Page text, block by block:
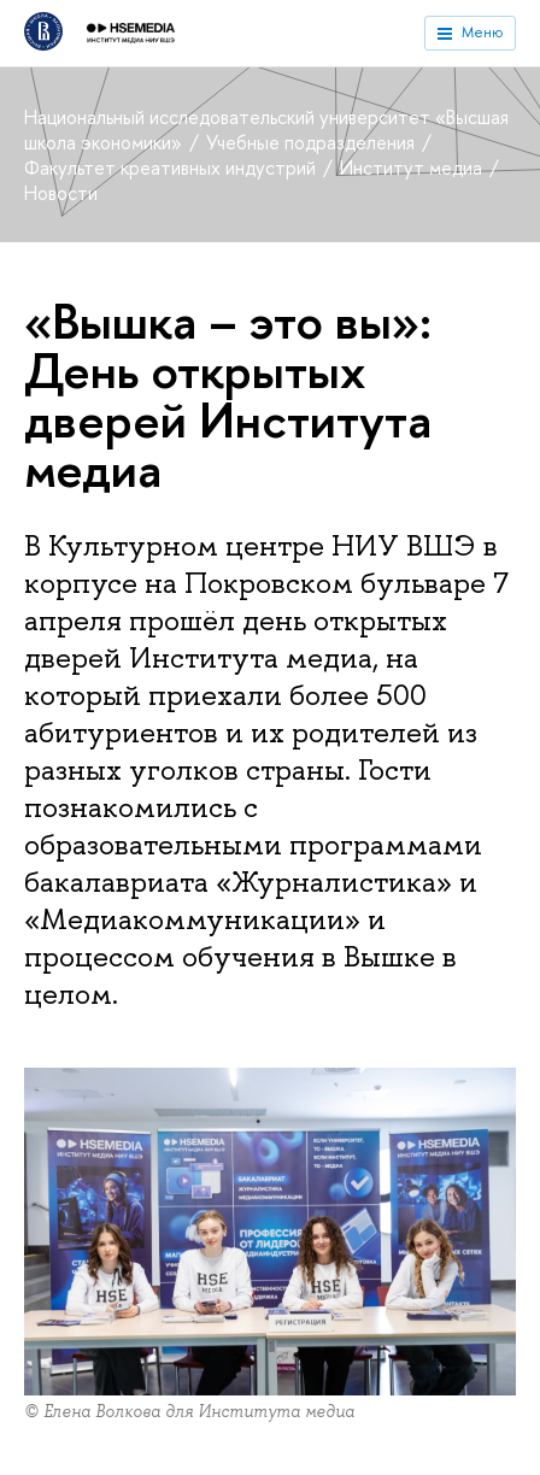
Меню
Национальный исследовательский университет «Высшая
школа экономики»
Учебные подразделения
Факультет креативных индустрий
Институт медиа
Новости
«Вышка – это вы»:
День открытых
дверей Института
медиа
В Культурном центре НИУ ВШЭ в
корпусе на Покровском бульваре 7
апреля прошёл день открытых
дверей Института медиа, на
который приехали более 500
абитуриентов и их родителей из
разных уголков страны. Гости
познакомились с
образовательными программами
бакалавриата «Журналистика» и
«Медиакоммуникации» и
процессом обучения в Вышке в
целом.
© Елена Волкова для Института медиа